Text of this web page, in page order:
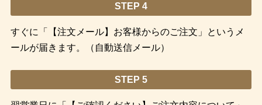
STEP 4
すぐに「【注文メール】お客様からのご注文」というメ
ールが届きます。（自動送信メール）
STEP 5